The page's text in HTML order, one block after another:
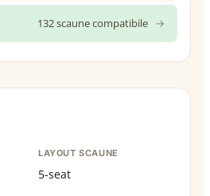
132 scaune compatibile →
LAYOUT SCAUNE
5-seat